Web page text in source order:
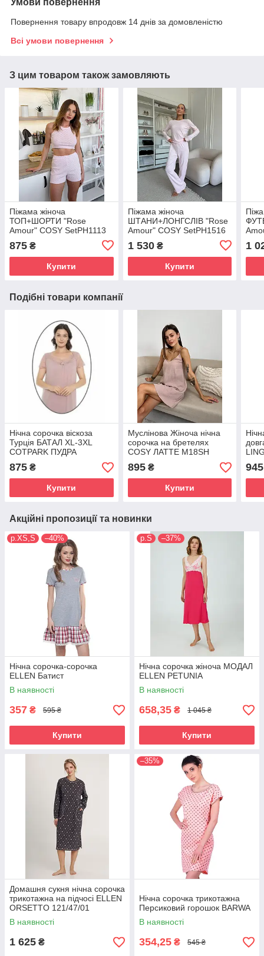
Умови повернення
Повернення товару впродовж 14 днів за домовленістю
Всі умови повернення
З цим товаром також замовляють
Піжама жіноча
ТОП+ШОРТИ "Rose
Amour" COSY SetPH1113
875 ₴
Купити
Піжама жіноча
ШТАНИ+ЛОНГСЛІВ "Rose
Amour" COSY SetPH1516
1 530₴
Купити
1
Подібні товари компанії
Нічна сорочка віскоза
Турція БАТАЛ XL-3XL
COTPARK ПУДРА
875 ₴
Купити
Муслінова Жіноча нічна
сорочка на бретелях
COSY ЛАТТЕ M18SH
895₴
Купити
945
Акційні пропозиції та новинки
р.XS,S –40%
Нічна сорочка-сорочка
ELLEN Батист
В наявності
357 ₴ 595 ₴
Купити
р.S –37%
Нічна сорочка жіноча МОДАЛ
ELLEN PETUNIA
В наявності
658,35 ₴ 1 045 ₴
Купити
Домашня сукня нічна сорочка
трикотажна на підчосі ELLEN
ORSETTO 121/47/01
В наявності
1 625 ₴
–35%
Нічна сорочка трикотажна
Персиковий горошок BARWA
В наявності
354,25 ₴ 545 ₴